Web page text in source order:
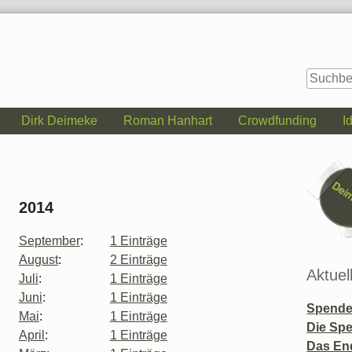
Dirk Deimeke Roman Hanhart Crowdfunding
2014
September:
1 Einträge
August:
2 Einträge
Juli:
1 Einträge
Juni:
1 Einträge
Mai:
1 Einträge
April :
1 Einträge
Die
Das